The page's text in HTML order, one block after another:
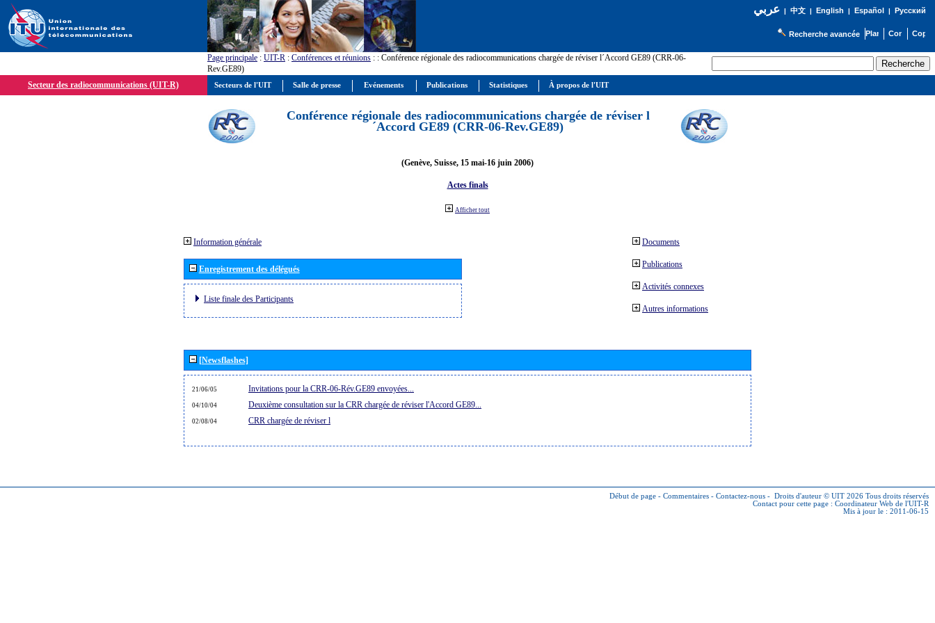
عربي| 中文| English | Español | Русский
Recherche avancée
Page principale : UIT-R : Conférences et réunions : : Conférence régionale des radiocommunications chargée de réviser l´Accord GE89 (CRR-06-
Rev.GE89)
Secteur des radiocommunications (UIT-R)
Conférence régionale des radiocommunications chargée de réviser l
´Accord GE89 (CRR-06-Rev.GE89)
(Genève, Suisse, 15 mai-16 juin 2006)
Actes finals
Afficher tout
Information générale
Enregistrement des délégués
Liste finale des Participants
Documents
Publications
Activités connexes
Autres informations
[Newsflashes]
21/06/05 Invitations pour la CRR-06-Rév.GE89 envoyées...
04/10/04 Deuxième consultation sur la CRR chargée de réviser l'Accord GE89...
02/08/04 CRR chargée de réviser l
Début de page - Commentaires - Contactez-nous - Droits d'auteur © UIT 2026 Tous droits réservés
Contact pour cette page : Coordinateur Web de l'UIT-R
Mis à jour le : 2011-06-15
Secteurs de l'UIT Salle de presse Evénements Publications Statistiques À propos de l'UIT